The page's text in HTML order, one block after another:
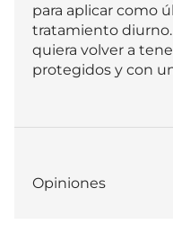
para aplicar como
tratamiento diurno.
quiera volver a
protegidos y con
Opiniones